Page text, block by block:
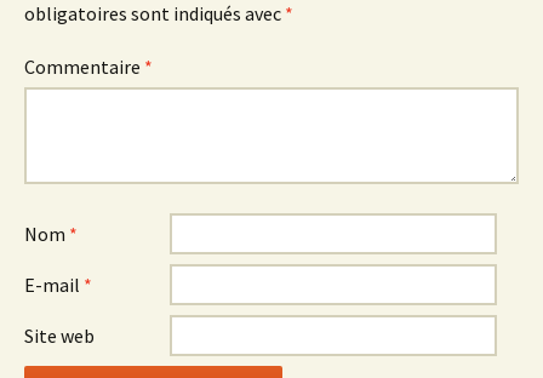
obligatoires sont indiqués avec *
Commentaire *
Nom *
E-mail *
Site web